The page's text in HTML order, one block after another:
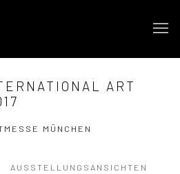
ART
MÜNCHEN
AUSSTELLUNGSANSICHTEN